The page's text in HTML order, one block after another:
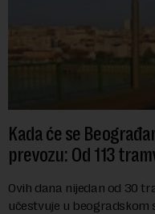
Kada će se
prevozu: Od 113
Ovih dana nijedan od 30
učestvuje u beogradskom